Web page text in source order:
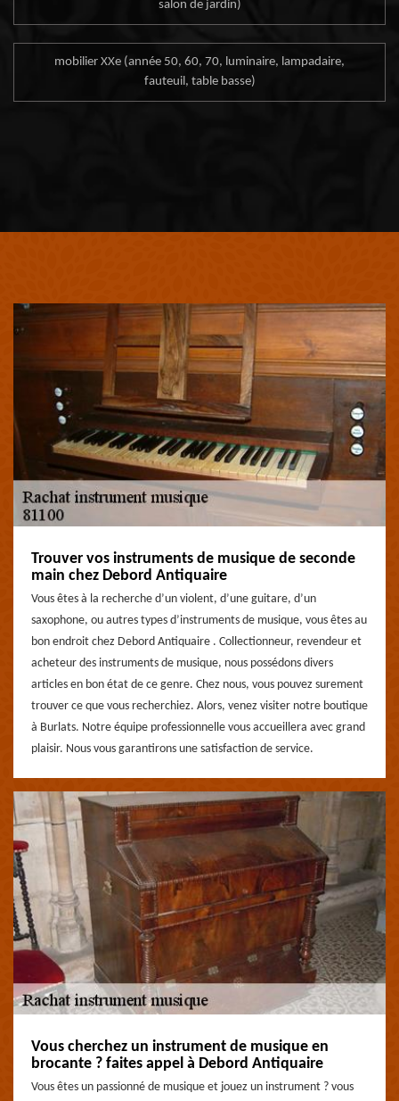
salon de jardin)
mobilier XXe (année 50, 60, 70, luminaire, lampadaire,
fauteuil, table basse)
Trouver vos instruments de musique de seconde
main chez Debord Antiquaire
Vous êtes à la recherche d’un violent, d’une guitare, d’un
saxophone, ou autres types d’instruments de musique, vous êtes au
bon endroit chez Debord Antiquaire . Collectionneur, revendeur et
acheteur des instruments de musique, nous possédons divers
articles en bon état de ce genre. Chez nous, vous pouvez surement
trouver ce que vous recherchiez. Alors, venez visiter notre boutique
à Burlats. Notre équipe professionnelle vous accueillera avec grand
plaisir. Nous vous garantirons une satisfaction de service.
Vous cherchez un instrument de musique en
brocante ? faites appel à Debord Antiquaire
Vous êtes un passionné de musique et jouez un instrument ? vous